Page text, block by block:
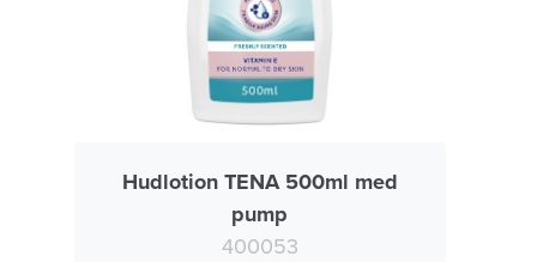
Hudlotion TENA 500ml med
pump
400053